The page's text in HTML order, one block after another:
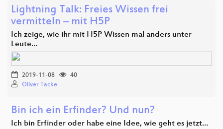
Lightning Talk: Freies Wissen frei
vermitteln – mit H5P
Ich zeige, wie ihr mit H5P Wissen mal anders unter
Leute…
2019-11-08
40
Oliver Tacke
Bin ich ein Erfinder? Und nun?
Ich bin Erfinder oder habe eine Idee, wie geht es jetzt…